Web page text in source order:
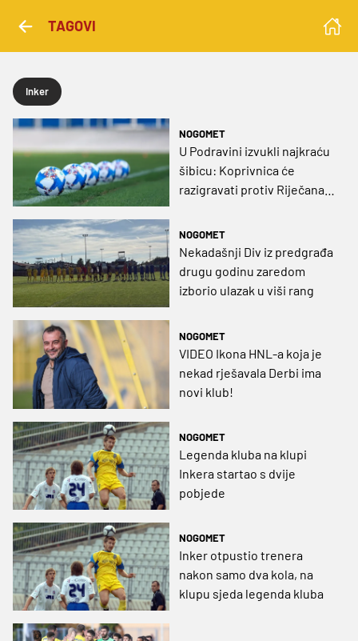
TAGOVI
Inker
NOGOMET
U Podravini izvukli najkraću
šibicu: Koprivnica će
razigravati protiv Riječana
NOGOMET
Nekadašnji Div iz predgrađa
drugu godinu zaredom
izborio ulazak u viši rang
NOGOMET
VIDEO Ikona HNL-a koja je
nekad rješavala Derbi ima
novi klub!
NOGOMET
Legenda kluba na klupi
Inkera startao s dvije
pobjede
NOGOMET
Inker otpustio trenera
nakon samo dva kola, na
klupu sjeda legenda kluba